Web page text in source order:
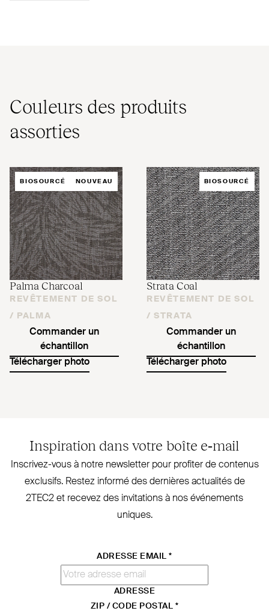
Couleurs des produits
assorties
BIOSOURCÉ NOUVEAU
Palma Charcoal
REVÊTEMENT DE SOL
/
PALMA
Commander un
échantillon
Télécharger photo
BIOSOURCÉ
Strata Coal
REVÊTEMENT DE SOL
/ STRATA
Commander un
échantillon
Télécharger photo
Inspiration dans votre boîte e‑mail
Inscrivez-vous à notre newsletter pour profiter de contenus
exclusifs. Restez informé des dernières actualités de
2TEC2 et recevez des invi­tations à nos évé­nements
uniques.
ADRESSE EMAIL*
ADRESSE
ZIP / CODE POSTAL *